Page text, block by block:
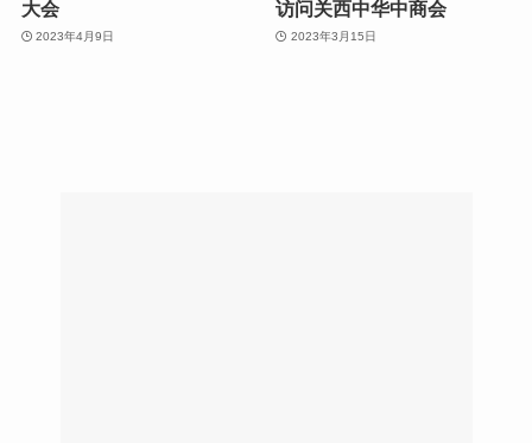
大会
2023年4月9日
访问关西中华中商会
2023年3月15日